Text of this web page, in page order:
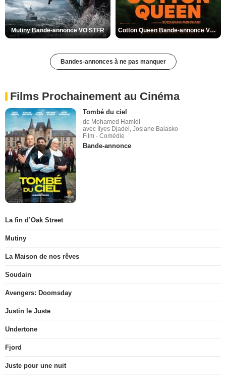
Mutiny Bande-annonce VO STFR Cotton Queen Bande-annonce VO STFR
Bandes-annonces à ne pas manquer
Films Prochainement au Cinéma
Tombé du ciel
de Mohamed Hamidi
avec Ilyes Djadel, Josiane Balasko
Film - Comédie
Bande-annonce
La fin d’Oak Street
Mutiny
La Maison de nos rêves
Soudain
Avengers: Doomsday
Justin le Juste
Undertone
Fjord
Juste pour une nuit